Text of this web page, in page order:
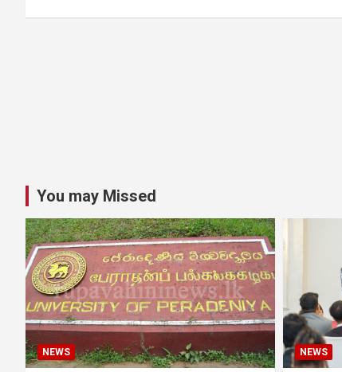
You may Missed
NEWS NEWS